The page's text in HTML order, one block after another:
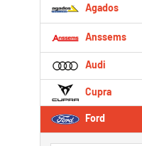
Agados
Anssems
Audi
Cupra
Ford